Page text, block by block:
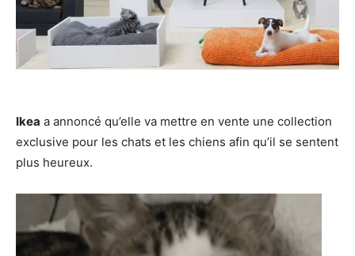
Ikea a annoncé qu’elle va mettre en vente une collection
exclusive pour les chats et les chiens afin qu’il se sentent
plus heureux.